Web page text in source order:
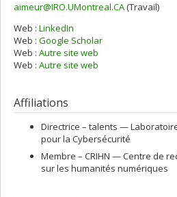
aimeur@IRO.UMontreal.CA(Travail)
Web : LinkedIn
Web : Google Scholar
Web : Autre site web
Web : Autre site web
Affiliations
Directrice – talents —
pour la Cybersécurité
Membre – CRIHN — Centre de
sur les humanités numériques